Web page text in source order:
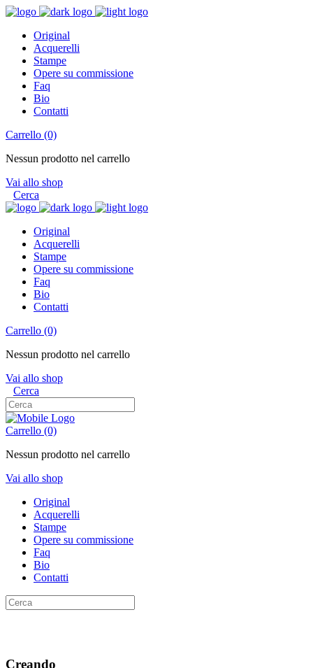
Original
Acquerelli
Stampe
Opere su commissione
Faq
Bio
Contatti
Carrello (0)
Nessun prodotto nel carrello
Vai allo shop
Cerca
Original
Acquerelli
Stampe
Opere su commissione
Faq
Bio
Contatti
Carrello (0)
Nessun prodotto nel carrello
Vai allo shop
Cerca
Carrello (0)
Nessun prodotto nel carrello
Vai allo shop
Original
Acquerelli
Stampe
Opere su commissione
Faq
Bio
Contatti
Creando